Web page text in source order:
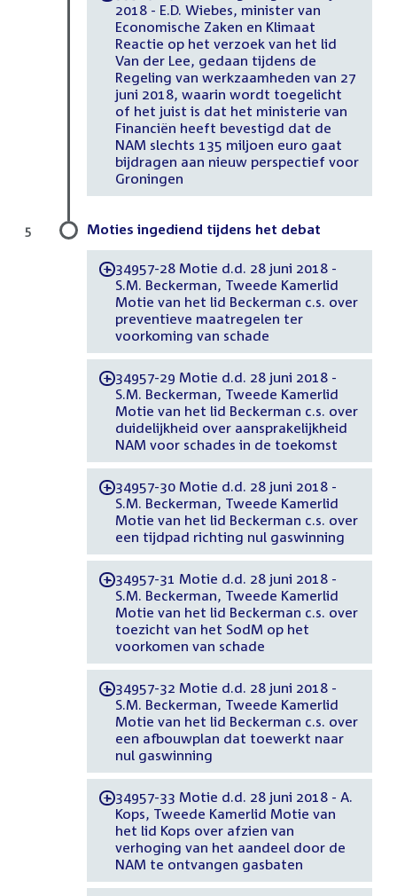
2018 - E.D. Wiebes, minister van
Economische Zaken en Klimaat
Reactie op het verzoek van het lid
Van der Lee, gedaan tijdens de
Regeling van werkzaamheden van 27
juni 2018, waarin wordt toegelicht
of het juist is dat het ministerie van
Financiën heeft bevestigd dat de
NAM slechts 135 miljoen euro gaat
bijdragen aan nieuw perspectief voor
Groningen
Moties ingediend tijdens het debat
-34957-28 Motie d.d. 28 juni 2018 -
S.M. Beckerman, Tweede Kamerlid
Motie van het lid Beckerman c.s. over
preventieve maatregelen ter
voorkoming van schade
-34957-29 Motie d.d. 28 juni 2018 -
S.M. Beckerman, Tweede Kamerlid
Motie van het lid Beckerman c.s. over
duidelijkheid over aansprakelijkheid
NAM voor schades in de toekomst
-34957-30 Motie d.d. 28 juni 2018 -
S.M. Beckerman, Tweede Kamerlid
Motie van het lid Beckerman c.s. over
een tijdpad richting nul gaswinning
-34957-31 Motie d.d. 28 juni 2018 -
S.M. Beckerman, Tweede Kamerlid
Motie van het lid Beckerman c.s. over
toezicht van het SodM op het
voorkomen van schade
-34957-32 Motie d.d. 28 juni 2018 -
S.M. Beckerman, Tweede Kamerlid
Motie van het lid Beckerman c.s. over
een afbouwplan dat toewerkt naar
nul gaswinning
-34957-33 Motie d.d. 28 juni 2018 - A.
Kops, Tweede Kamerlid Motie van
het lid Kops over afzien van
verhoging van het aandeel door de
NAM te ontvangen gasbaten
5